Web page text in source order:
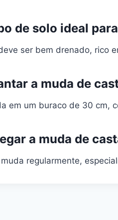
de solo ideal
ser bem drenado, rico
a muda de
em um buraco de 30 cm,
a muda de
regularmente,